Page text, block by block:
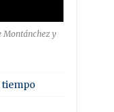
Montánchez y
tiempo